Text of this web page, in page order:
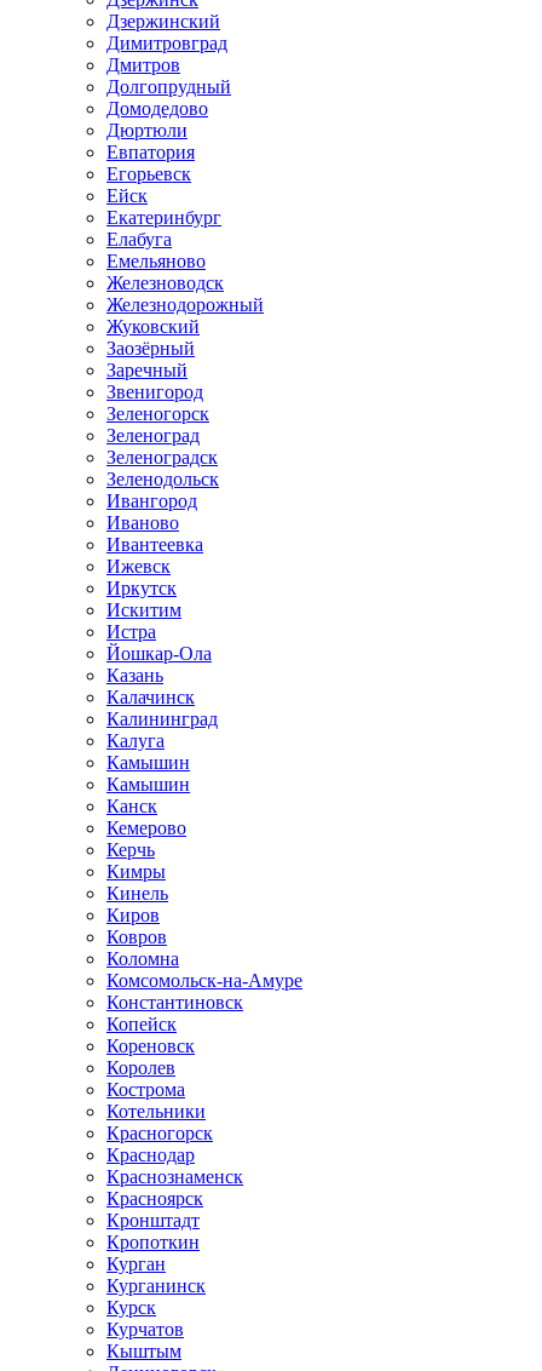
Дзержинский
Димитровград
Дмитров
Долгопрудный
Домодедово
Дюртюли
Евпатория
Егорьевск
Ейск
Екатеринбург
Елабуга
Емельяново
Железноводск
Железнодорожный
Жуковский
Заозёрный
Заречный
Звенигород
Зеленогорск
Зеленоград
Зеленоградск
Зеленодольск
Ивангород
Иваново
Ивантеевка
Ижевск
Иркутск
Искитим
Истра
Йошкар-Ола
Казань
Калачинск
Калининград
Калуга
Камышин
Камышин
Канск
Кемерово
Керчь
Кимры
Кинель
Киров
Ковров
Коломна
Комсомольск-на-Амуре
Константиновск
Копейск
Кореновск
Королев
Кострома
Котельники
Красногорск
Краснодар
Краснознаменск
Красноярск
Кронштадт
Кропоткин
Курган
Курганинск
Курск
Курчатов
Кыштым